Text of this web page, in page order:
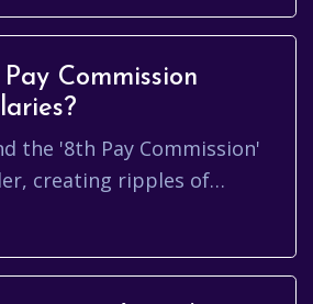
Commission
the '8th Pay Commission'
creating ripples of
government employees.